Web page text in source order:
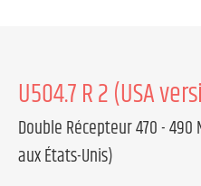
U504.7 R 2 (USA
Double Récepteur 470 -
aux États-Unis)